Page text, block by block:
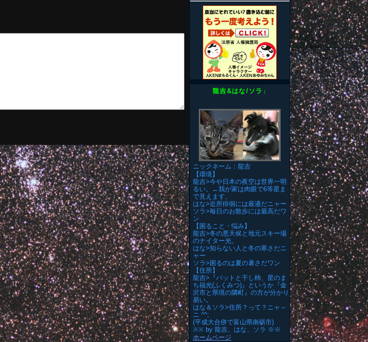
龍吉&はな/ソラ↓
ニックネーム：龍吉
【環境】
龍吉>今や日本の夜空は世界一明
るい。←我が家は肉眼で6等星ま
で見えます。
はな>近所徘徊には最適だニャー
ソラ>毎日のお散歩には最高だワ
ン
【困ること・悩み】
龍吉>冬の悪天候と地元スキー場
のナイター光。
はな>知らない人と冬の寒さだニ
ャー
ソラ>困るのは夏の暑さだワン
【住所】
龍吉>『バットと干し柿、星のま
ち福光(ふくみつ)』というか『金
沢市と県境の隣町』の方が分かり
易い。
はな＆ソラ>住所？って？ニャ～
ニ ^^;
(平成大合併で富山県南砺市)
※※ by 龍吉、はな、ソラ ※※
ホームページ